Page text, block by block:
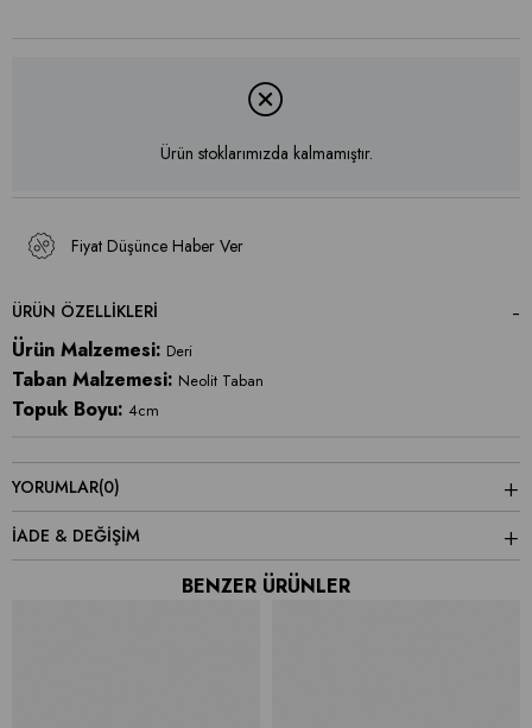
Ürün stoklarımızda kalmamıştır.
Fiyat Düşünce Haber Ver
ÜRÜN ÖZELLIKLERI
Ürün Malzemesi: Deri
Taban Malzemesi: Neolit Taban
Topuk Boyu: 4cm
YORUMLAR(0)
İADE & DEĞİŞİM
BENZER ÜRÜNLER